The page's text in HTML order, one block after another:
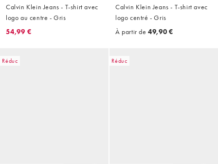
Calvin Klein Jeans - T-shirt avec
logo au centre - Gris
54,99 €
Calvin Klein Jeans - T-shirt avec
logo centré - Gris
À partir de 49,90 €
Réduc Réduc